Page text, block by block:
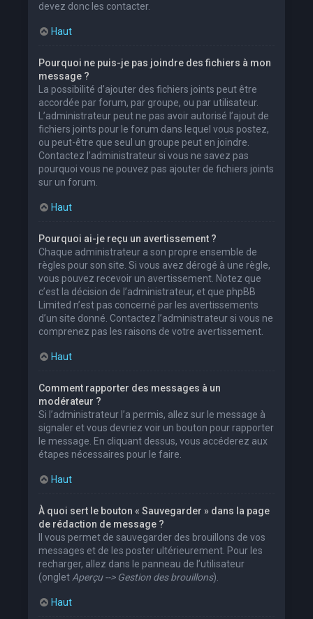
devez donc les contacter.
Haut
Pourquoi ne puis-je pas joindre des fichiers à mon
message ?
La possibilité d’ajouter des fichiers joints peut être
accordée par forum, par groupe, ou par utilisateur.
L’administrateur peut ne pas avoir autorisé l’ajout de
fichiers joints pour le forum dans lequel vous postez,
ou peut-être que seul un groupe peut en joindre.
Contactez l’administrateur si vous ne savez pas
pourquoi vous ne pouvez pas ajouter de fichiers joints
sur un forum.
Haut
Pourquoi ai-je reçu un avertissement ?
Chaque administrateur a son propre ensemble de
règles pour son site. Si vous avez dérogé à une règle,
vous pouvez recevoir un avertissement. Notez que
c’est la décision de l’administrateur, et que phpBB
Limited n’est pas concerné par les avertissements
d’un site donné. Contactez l’administrateur si vous ne
comprenez pas les raisons de votre avertissement.
Haut
Comment rapporter des messages à un
modérateur ?
Si l’administrateur l’a permis, allez sur le message à
signaler et vous devriez voir un bouton pour rapporter
le message. En cliquant dessus, vous accéderez aux
étapes nécessaires pour le faire.
Haut
À quoi sert le bouton « Sauvegarder » dans la page
de rédaction de message ?
Il vous permet de sauvegarder des brouillons de vos
messages et de les poster ultérieurement. Pour les
recharger, allez dans le panneau de l’utilisateur
(ongletAperçu --> Gestion des brouillons).
Haut